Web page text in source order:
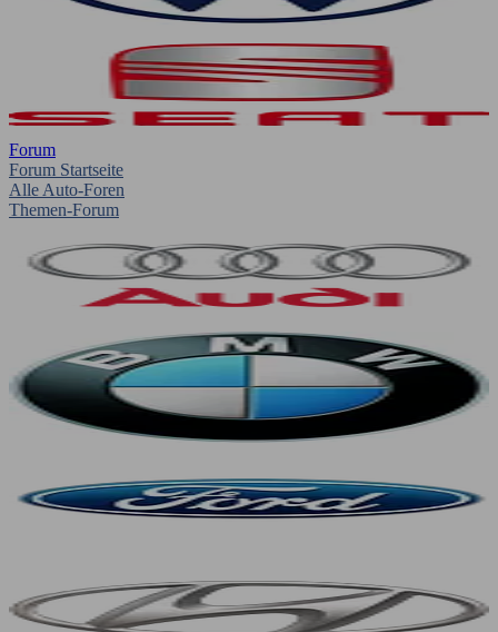
Forum
Forum Startseite
Alle Auto-Foren
Themen-Forum